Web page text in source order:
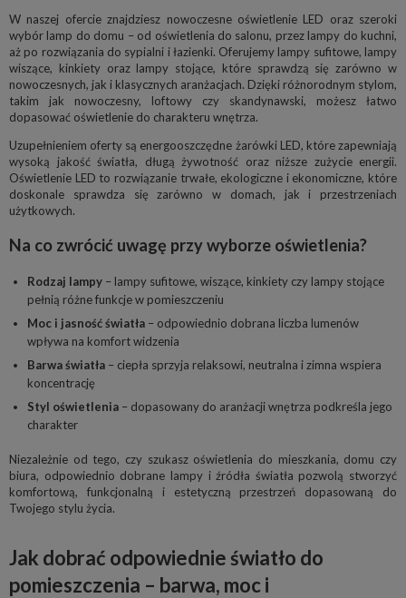
W naszej ofercie znajdziesz nowoczesne oświetlenie LED oraz szeroki
wybór lamp do domu – od oświetlenia do salonu, przez lampy do kuchni,
aż po rozwiązania do sypialni i łazienki. Oferujemy lampy sufitowe, lampy
wiszące, kinkiety oraz lampy stojące, które sprawdzą się zarówno w
nowoczesnych, jak i klasycznych aranżacjach. Dzięki różnorodnym stylom,
takim jak nowoczesny, loftowy czy skandynawski, możesz łatwo
dopasować oświetlenie do charakteru wnętrza.
Uzupełnieniem oferty są energooszczędne żarówki LED, które zapewniają
wysoką jakość światła, długą żywotność oraz niższe zużycie energii.
Oświetlenie LED to rozwiązanie trwałe, ekologiczne i ekonomiczne, które
doskonale sprawdza się zarówno w domach, jak i przestrzeniach
użytkowych.
Na co zwrócić uwagę przy wyborze oświetlenia?
Rodzaj lampy – lampy sufitowe, wiszące, kinkiety czy lampy stojące
pełnią różne funkcje w pomieszczeniu
Moc i jasność światła – odpowiednio dobrana liczba lumenów
wpływa na komfort widzenia
Barwa światła – ciepła sprzyja relaksowi, neutralna i zimna wspiera
koncentrację
Styl oświetlenia – dopasowany do aranżacji wnętrza podkreśla jego
charakter
Niezależnie od tego, czy szukasz oświetlenia do mieszkania, domu czy
biura, odpowiednio dobrane lampy i źródła światła pozwolą stworzyć
komfortową, funkcjonalną i estetyczną przestrzeń dopasowaną do
Twojego stylu życia.
Jak dobrać odpowiednie światło do
pomieszczenia – barwa, moc i